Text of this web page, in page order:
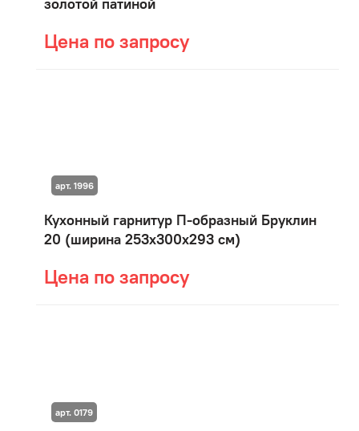
Цена по запросу
Кухонный гарнитур П-образный Бруклин
20 (ширина 253х300х293 см)
Цена по запросу
арт. 1996
арт. 0179